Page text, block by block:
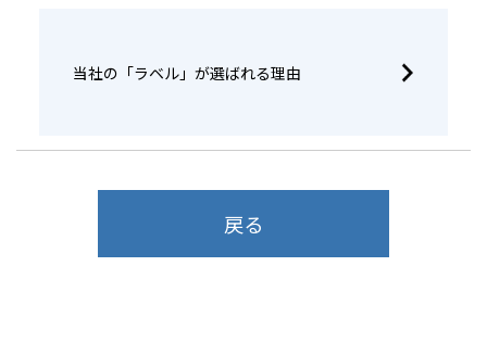
当社の「ラベル」が選ばれる理由
戻る